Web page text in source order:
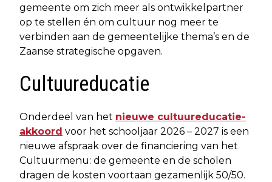
gemeente om zich meer als ontwikkelpartner
op te stellen én om cultuur nog meer te
verbinden aan de gemeentelijke thema’s en de
Zaanse strategische opgaven.
Cultuureducatie
Onderdeel van het nieuwe cultuureducatie-
akkoord voor het schooljaar 2026 – 2027 is een
nieuwe afspraak over de financiering van het
Cultuurmenu: de gemeente en de scholen
dragen de kosten voortaan gezamenlijk 50/50.